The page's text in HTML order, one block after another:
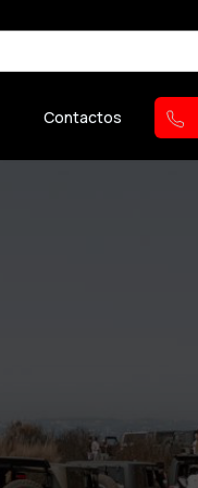
Contactos